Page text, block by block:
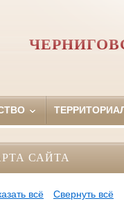
САЙТА
всё Свернуть всё